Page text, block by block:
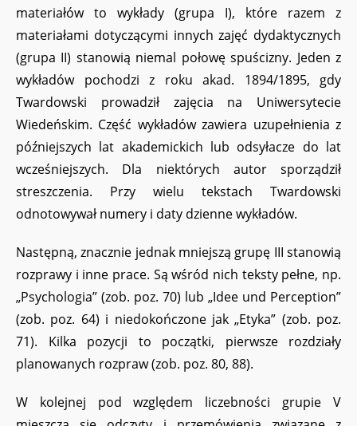
materiałów to wykłady (grupa I), które razem z
materiałami dotyczącymi innych zajęć dydaktycznych
(grupa II) stanowią niemal połowę spuścizny. Jeden z
wykładów pochodzi z roku akad. 1894/1895, gdy
Twardowski prowadził zajęcia na Uniwersytecie
Wiedeńskim. Część wykładów zawiera uzupełnienia z
późniejszych lat akademickich lub odsyłacze do lat
wcześniejszych. Dla niektórych autor sporządził
streszczenia. Przy wielu tekstach Twardowski
odnotowywał numery i daty dzienne wykładów.
Następną, znacznie jednak mniejszą grupę III stanowią
rozprawy i inne prace. Są wśród nich teksty pełne, np.
„Psychologia” (zob. poz. 70) lub „Idee und Perception”
(zob. poz. 64) i niedokończone jak „Etyka” (zob. poz.
71). Kilka pozycji to początki, pierwsze rozdziały
planowanych rozpraw (zob. poz. 80, 88).
W kolejnej pod względem liczebności grupie V